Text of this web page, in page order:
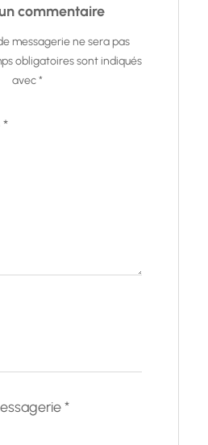
commentaire
messagerie ne sera pas
obligatoires sont indiqués
avec*
*
*